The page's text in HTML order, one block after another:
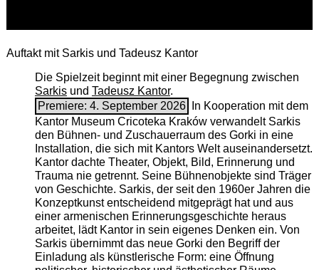
Auftakt mit Sarkis und Tadeusz Kantor
Die Spielzeit beginnt mit einer Begegnung zwischen
Sarkisund Tadeusz Kantor.
Premiere: 4. September 2026
In Kooperation mit dem
Kantor Museum Cricoteka Kraków verwandelt Sarkis
den Bühnen- und Zuschauerraum des Gorki in eine
Installation, die sich mit Kantors Welt auseinandersetzt.
Kantor dachte Theater, Objekt, Bild, Erinnerung und
Trauma nie getrennt. Seine Bühnenobjekte sind Träger
von Geschichte. Sarkis, der seit den 1960er Jahren die
Konzeptkunst entscheidend mitgeprägt hat und aus
einer armenischen ­Erinnerungsgeschichte heraus
arbeitet, lädt Kantor in sein eigenes Denken ein. Von
Sarkis übernimmt das neue Gorki den Begriff der
Einladung als künstlerische Form: eine Öffnung